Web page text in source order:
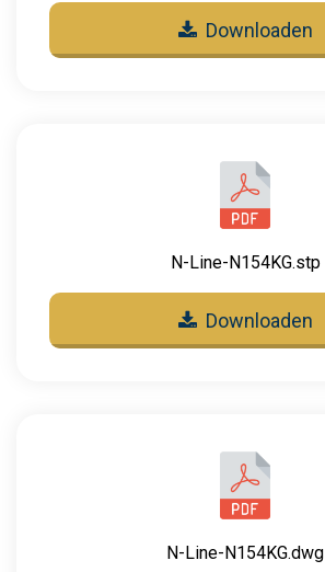
Downloaden
N-Line-N154KG.stp
Downloaden
N-Line-N154KG.dwg